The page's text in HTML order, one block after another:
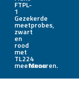
Menu